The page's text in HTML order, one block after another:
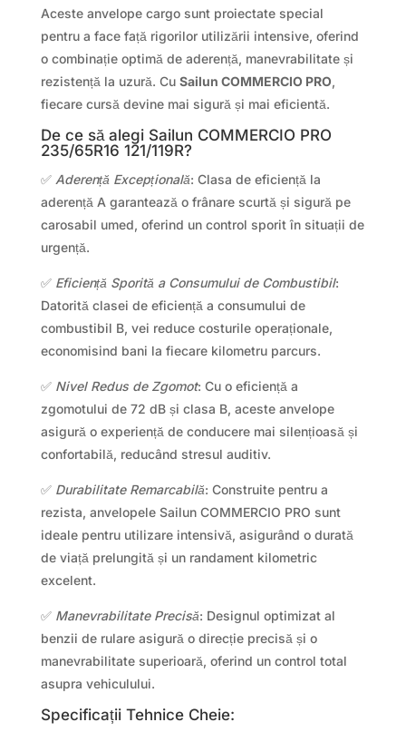
Aceste anvelope cargo sunt proiectate special
pentru a face față rigorilor utilizării intensive, oferind
o combinație optimă de aderență, manevrabilitate și
rezistență la uzură. Cu Sailun COMMERCIO PRO,
fiecare cursă devine mai sigură și mai eficientă.
De ce să alegi Sailun COMMERCIO PRO
235/65R16 121/119R?
✅ Aderență Excepțională: Clasa de eficiență la
aderență A garantează o frânare scurtă și sigură pe
carosabil umed, oferind un control sporit în situații de
urgență.
✅ Eficiență Sporită a Consumului de Combustibil:
Datorită clasei de eficiență a consumului de
combustibil B, vei reduce costurile operaționale,
economisind bani la fiecare kilometru parcurs.
✅ Nivel Redus de Zgomot: Cu o eficiență a
zgomotului de 72 dB și clasa B, aceste anvelope
asigură o experiență de conducere mai silențioasă și
confortabilă, reducând stresul auditiv.
✅ Durabilitate Remarcabilă: Construite pentru a
rezista, anvelopele Sailun COMMERCIO PRO sunt
ideale pentru utilizare intensivă, asigurând o durată
de viață prelungită și un randament kilometric
excelent.
✅ Manevrabilitate Precisă: Designul optimizat al
benzii de rulare asigură o direcție precisă și o
manevrabilitate superioară, oferind un control total
asupra vehiculului.
Specificații Tehnice Cheie: